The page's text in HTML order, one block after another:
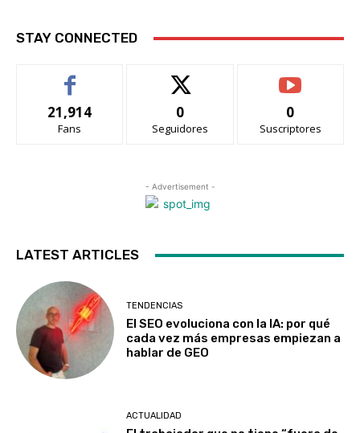
STAY CONNECTED
21,914
Fans
0
Seguidores
0
Suscriptores
- Advertisement -
LATEST ARTICLES
TENDENCIAS
El SEO evoluciona con la IA: por qué
cada vez más empresas empiezan a
hablar de GEO
ACTUALIDAD